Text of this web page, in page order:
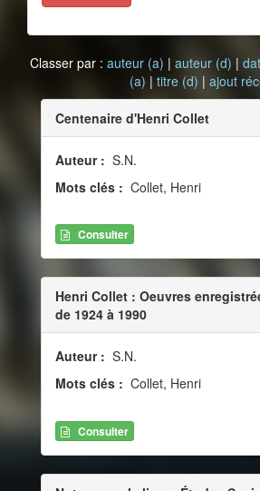
Classer par : auteur (a) | auteur (d) |
(a) | titre (d) | ajout
Centenaire d'Henri Collet
Auteur : S.N.
Mots clés : Collet, Henri
Consulter
Henri Collet : Oeuvres
de 1924 à 1990
Auteur : S.N.
Mots clés : Collet, Henri
Consulter